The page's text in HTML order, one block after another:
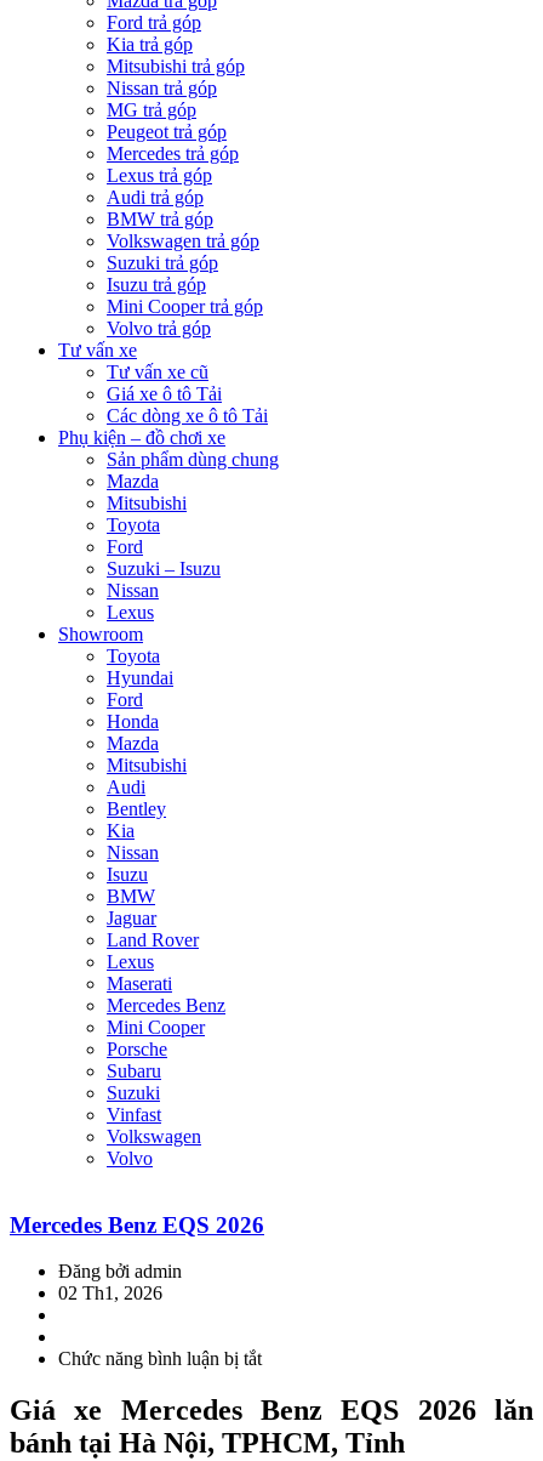
Ford trả góp
Kia trả góp
Mitsubishi trả góp
Nissan trả góp
MG trả góp
Peugeot trả góp
Mercedes trả góp
Lexus trả góp
Audi trả góp
BMW trả góp
Volkswagen trả góp
Suzuki trả góp
Isuzu trả góp
Mini Cooper trả góp
Volvo trả góp
Tư vấn xe
Tư vấn xe cũ
Giá xe ô tô Tải
Các dòng xe ô tô Tải
Phụ kiện – đồ chơi xe
Sản phẩm dùng chung
Mazda
Mitsubishi
Toyota
Ford
Suzuki – Isuzu
Nissan
Lexus
Showroom
Toyota
Hyundai
Ford
Honda
Mazda
Mitsubishi
Audi
Bentley
Kia
Nissan
Isuzu
BMW
Jaguar
Land Rover
Lexus
Maserati
Mercedes Benz
Mini Cooper
Porsche
Subaru
Suzuki
Vinfast
Volkswagen
Volvo
Mercedes Benz EQS 2026
Đăng bởi admin
02 Th1, 2026
Chức năng bình luận bị tắtở
Benz
EQS
2026
Giá xe Mercedes Benz EQS 2026 lăn
bánh tại Hà Nội, TPHCM, Tỉnh